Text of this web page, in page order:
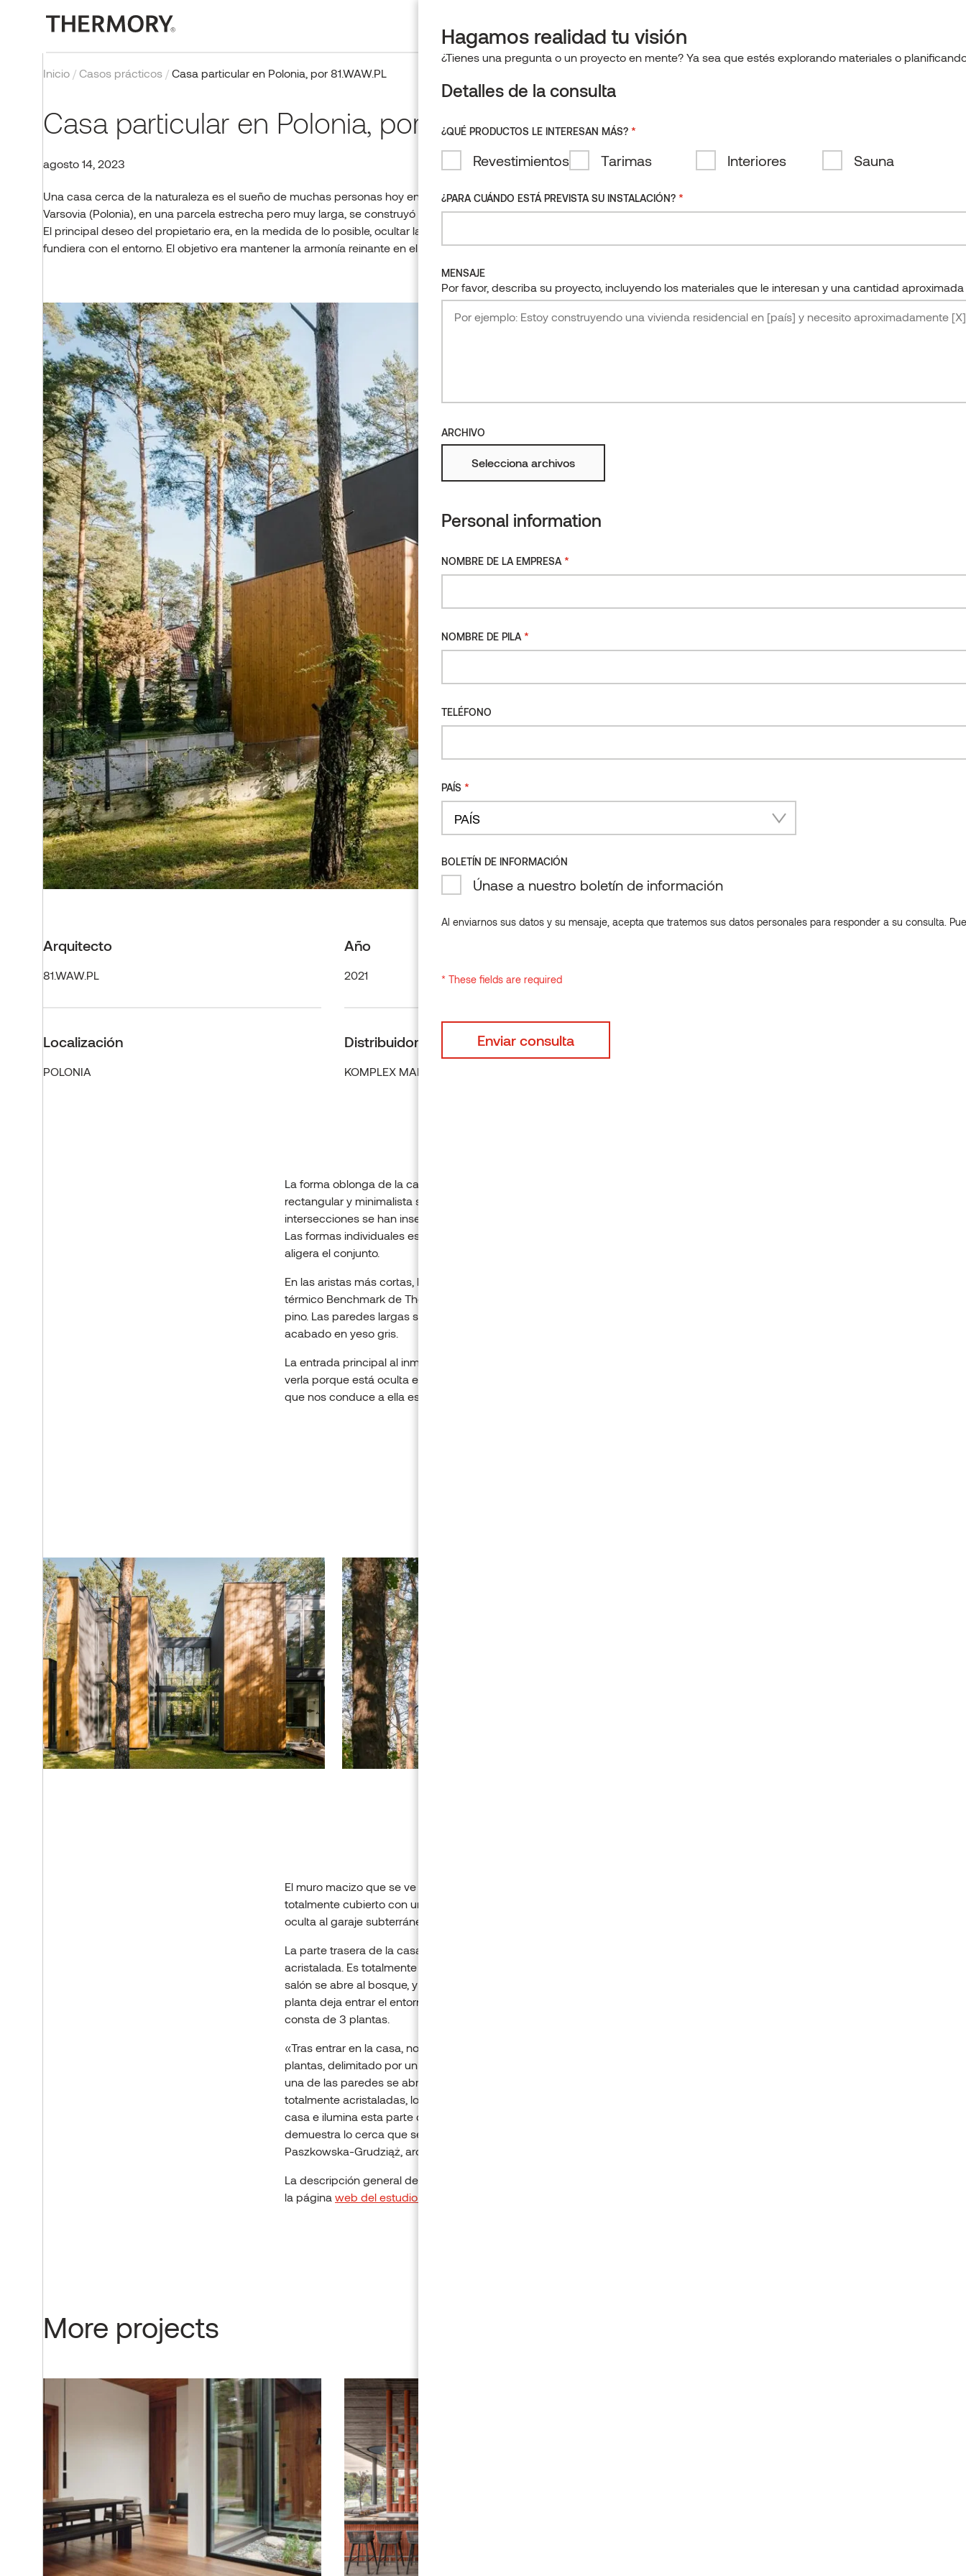
PÁGINA PRINCIPAL REFERENCIAS
Documentos
PMF
Español
Lietuviškai
Inicio / Casos prácticos / Casa particular en Polonia, por 81.WAW.PL
Casa particular en Polonia, por 81.WAW.PL
agosto 14, 2023
Una casa cerca de la naturaleza es el sueño de muchas personas hoy en día. En un pinar cercano a
Varsovia (Polonia), en una parcela estrecha pero muy larga, se construyó precisamente un inmueble así.
El principal deseo del propietario era, en la medida de lo posible, ocultar la casa en el bosque para que se
fundiera con el entorno. El objetivo era mantener la armonía reinante en el lugar.
Arquitecto
81.WAW.PL
Año
2021
Localización
POLONIA
Distribuidor
KOMPLEX MARKET
La forma oblonga de la casa se debe a la naturaleza de la parcela. La forma
rectangular y minimalista se ha dividido en partes más pequeñas. En las
intersecciones se han insertado ventanas para iluminar el interior de la casa.
Las formas individuales están ligeramente desplazadas entre sí, lo que
aligera el conjunto.
En las aristas más cortas, la fachada se cubrió con revestimiento de pino
térmico Benchmark de Thermory, con un color a juego con los troncos de
pino. Las paredes largas son perpendiculares a las de madera y tienen un
acabado en yeso gris.
La entrada principal al inmueble no es evidente. A simple vista no podemos
verla porque está oculta entre los bloques de madera del inmueble. Lo único
que nos conduce a ella es el camino de la entrada.
El muro macizo que se ve desde la calle es un muro monolítico sin ventanas,
totalmente cubierto con un revestimiento de pino térmico. Tiene una entrada
oculta al garaje subterráneo.
La parte trasera de la casa, que da al jardín, es una fachada totalmente
acristalada. Es totalmente opuesto a la fachada. La ventana panorámica del
salón se abre al bosque, y el acristalamiento del mismo tamaño de la primera
planta deja entrar el entorno de pinos en el dormitorio principal. El inmueble
consta de 3 plantas.
«Tras entrar en la casa, nos encontraremos en un amplio vestíbulo de dos
plantas, delimitado por un acristalamiento con el semipatio interior, ya que
una de las paredes se abre a los alrededores. Las demás paredes están
totalmente acristaladas, lo que permite que el bosque entre un poco en la
casa e ilumina esta parte del inmueble. Crea una armonía asombrosa y
demuestra lo cerca que se puede vivir de la naturaleza», dice Anna
Paszkowska-Grudziąż, arquitecta del estudio 81.waw.pl.
La descripción general del proyecto se publicó por primera vez en polaco en
la página web del estudio 81.waw.pl
More projects
Hagamos realidad tu visión
¿Tienes una pregunta o un proyecto en mente? Ya sea que estés explorando materiales o
Detalles de la consulta
¿QUÉ PRODUCTOS LE INTERESAN MÁS? *
Revestimientos Tarimas Interiores Sauna
¿PARA CUÁNDO ESTÁ PREVISTA SU INSTALACIÓN? *
MENSAJE
Por favor, describa su proyecto, incluyendo los materiales que le interesan y una cantidad
ARCHIVO
Selecciona archivos
Personal information
NOMBRE DE LA EMPRESA *
NOMBRE DE PILA *
TELÉFONO
PAÍS *
BOLETÍN DE INFORMACIÓN
Únase a nuestro boletín de información
Al enviarnos sus datos y su mensaje, acepta que tratemos sus datos personales para responder a su consulta.
* These fields are required